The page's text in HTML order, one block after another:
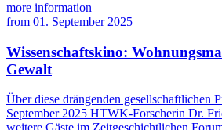
more information
from 01. September 2025
Wissenschaftskino:
Gewalt
Über diese drängenden gesellschaftlichen
September 2025 HTWK-Forscherin Dr.